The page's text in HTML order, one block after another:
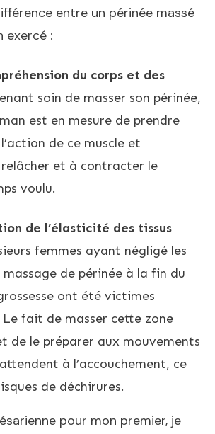
entre un périnée massé
exercé :
du corps et des
soin de masser son périnée,
est en mesure de prendre
de ce muscle et
relâcher et à contracter le
voulu.
de l’élasticité des tissus
femmes ayant négligé les
de périnée à la fin du
ont été victimes
Le fait de masser cette zone
de le préparer aux mouvements
à l’accouchement, ce
de déchirures.
pour mon premier, je